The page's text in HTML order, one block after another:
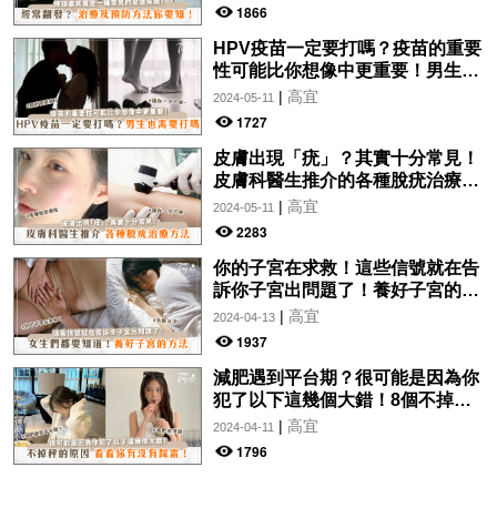
1866
HPV疫苗一定要打嗎？疫苗的重要
性可能比你想像中更重要！男生也
需要打嗎？
2024-05-11 | 高宜
1727
皮膚出現「疣」？其實十分常見！
皮膚科醫生推介的各種脫疣治療方
法分析！讓你一文了解~
2024-05-11 | 高宜
2283
你的子宮在求救！這些信號就在告
訴你子宮出問題了！養好子宮的方
法，女生們都要知道！
2024-04-13| 高宜
1937
減肥遇到平台期？很可能是因為你
犯了以下這幾個大錯！8個不掉秤
的原因，看看你有沒有踩雷！
2024-04-11 | 高宜
1796